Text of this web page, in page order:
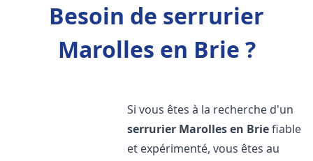
Besoin de serrurier
Marolles en Brie ?
Si vous êtes à la recherche d'un
serrurier Marolles en Briefiable
et expérimenté, vous êtes au